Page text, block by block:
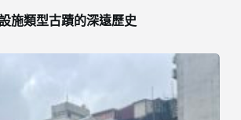
施類型古蹟的深遠歷史